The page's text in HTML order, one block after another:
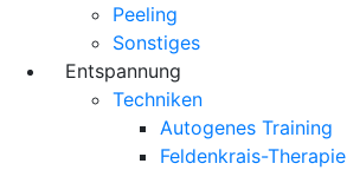
Peeling
Sonstiges
Entspannung
Techniken
Autogenes Training
Feldenkrais-Therapie